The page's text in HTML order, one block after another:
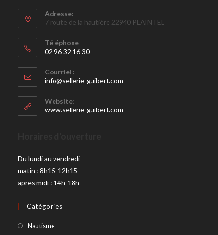
Adresse:
7 route de la hautière 22940 PLAINTEL
Téléphone
02 96 32 16 30
Courriel :
info@sellerie-guibert.com
Website:
www.sellerie-guibert.com
Du lundi au vendredi
matin : 8h15-12h15
après midi : 14h-18h
Catégories
Nautisme